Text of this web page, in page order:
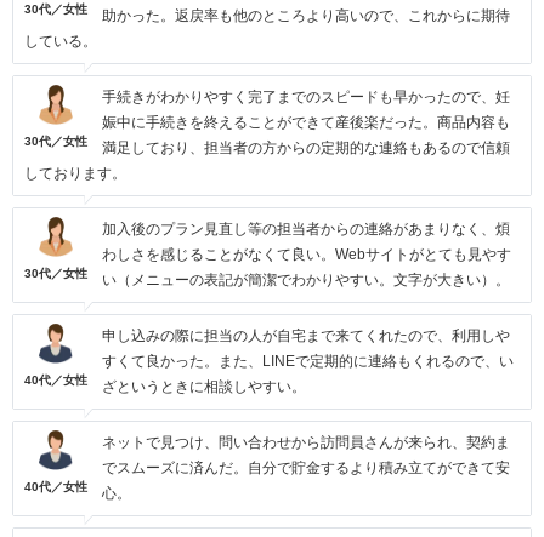
30代／女性
助かった。返戻率も他のところより高いので、これからに期待
している。
30代／女性
手続きがわかりやすく完了までのスピードも早かったので、妊
娠中に手続きを終えることができて産後楽だった。商品内容も
満足しており、担当者の方からの定期的な連絡もあるので信頼
しております。
30代／女性
加入後のプラン見直し等の担当者からの連絡があまりなく、煩
わしさを感じることがなくて良い。Webサイトがとても見やす
い（メニューの表記が簡潔でわかりやすい。文字が大きい）。
40代／女性
申し込みの際に担当の人が自宅まで来てくれたので、利用しや
すくて良かった。また、LINEで定期的に連絡もくれるので、い
ざというときに相談しやすい。
40代／女性
ネットで見つけ、問い合わせから訪問員さんが来られ、契約ま
でスムーズに済んだ。自分で貯金するより積み立てができて安
心。